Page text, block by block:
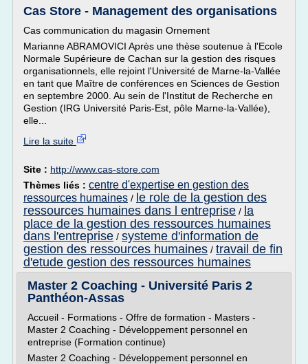
Cas Store - Management des organisations
Cas communication du magasin Ornement
Marianne ABRAMOVICI Après une thèse soutenue à l'Ecole
Normale Supérieure de Cachan sur la gestion des risques
organisationnels, elle rejoint l'Université de Marne-la-Vallée
en tant que Maître de conférences en Sciences de Gestion
en septembre 2000. Au sein de l'Institut de Recherche en
Gestion (IRG Université Paris-Est, pôle Marne-la-Vallée),
elle...
Lire la suite
Site : http://www.cas-store.com
Thèmes liés : centre d'expertise en gestion des
ressources humaines / le role de la gestion des
ressources humaines dans l entreprise / la
place de la gestion des ressources humaines
dans l'entreprise / systeme d'information de
gestion des ressources humaines / travail de fin
d'etude gestion des ressources humaines
Master 2 Coaching - Université Paris 2
Panthéon-Assas
Accueil - Formations - Offre de formation - Masters -
Master 2 Coaching - Développement personnel en
entreprise (Formation continue)
Master 2 Coaching - Développement personnel en